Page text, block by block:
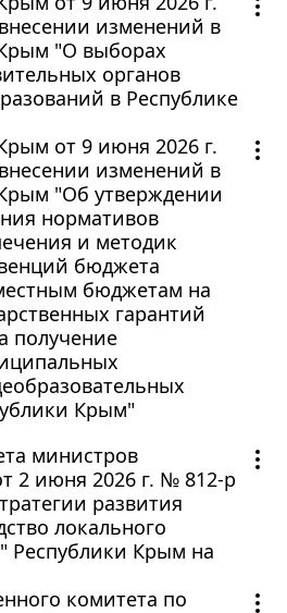
изменений в
"О выборах
органов
в Республике
от 9 июня 2026 г.
изменений в
"Об утверждении
нормативов
и методик
бюджета
бюджетам на
гарантий
получение
Крым"
министров
2 июня 2026 г. № 812-р
развития
локального
Республики Крым на
комитета по